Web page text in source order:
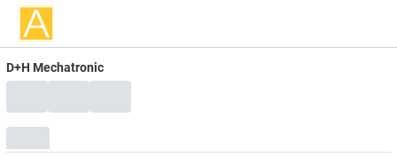
D+H Mechatronic